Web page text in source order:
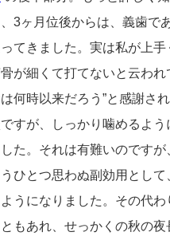
3ヶ月位後からは、義歯で
てきました。実は私が上
骨が細くて打てないと云わ
何時以来だろう”と感謝さ
すが、しっかり噛めるよう
た。それは有難いのです
ひとつ思わぬ副効用とし
うになりました。その代わ
もあれ、せっかくの秋の夜